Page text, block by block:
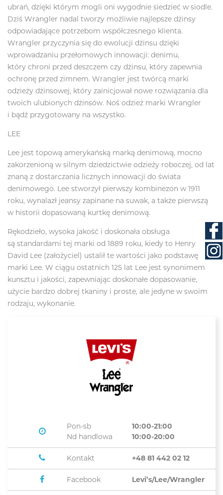
ubrań, dzięki którym mogli oni wygodnie siedzieć w siodle.
Dziś Wrangler nadal tworzy możliwie najlepsze dżinsy
odpowiadające potrzebom współczesnego klienta.
Wrangler przyczynia się do ewolucji dżinsu dzięki
wprowadzaniu przełomowych innowacji: denimu,
który chroni przed deszczem czy dżinsu, który zapewnia
ochronę przed zimnem. Wrangler jest twórcą marki
odzieży dżinsowej, który zainicjował nowe rozwiązania dla
twoich ulubionych dżinsów. Noś odzież marki Wrangler
i bądź przygotowany na wszystko.
LEE
Lee jest topową amerykańską marką denimową, mocno
zakorzenioną w silnym dziedzictwie odzieży roboczej, od lat
znaną z dostarczania licznych innowacji do świata
denimowego. Lee stworzył pierwszy kombinezon w 1911
roku, wynalazł jeansy zapinane na suwak, a także pierwszą
w historii dopasowaną kurtkę denimową.
Rękodzieło, wysoka jakość i doskonała obsługa
są standardami tej marki od 1889 roku, kiedy to Henry
David Lee (założyciel) ustalił te wartości jako podstawę
marki Lee. W ciągu ostatnich 125 lat Lee jest synonimem
kunsztu i jakości, zapewniając doskonałe dopasowanie,
użycie bardzo dobrej tkaniny i proste, ale jedyne w swoim
rodzaju, wykonanie.
Pon-sb
10:00-21:00
Nd handlowa
10:00-20:00
Kontakt +48 81 442 02 12
Facebook Levi’s/Lee/Wrangler